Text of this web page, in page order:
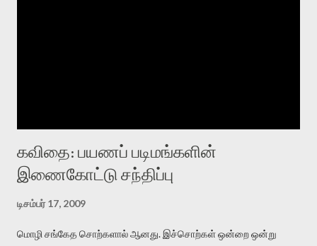
கவிதை: பயணப் படிமங்களின்
இணைகோட்டு சந்திப்பு
டிசம்பர் 17, 2009
மொழி சங்கேத சொற்களால் ஆனது. இச்சொற்கள் ஒன்றை ஒன்று